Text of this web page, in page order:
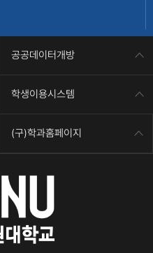
공공데이터개방
학생이용시스템
(구)학과홈페이지